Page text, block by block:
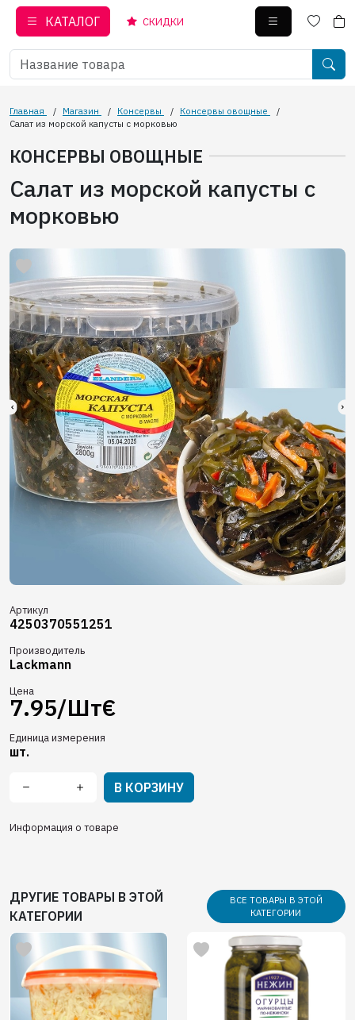
КАТАЛОГ СКИДКИ
Главная / Магазин / Консервы / Консервы овощные
/
Салат из морской капусты с морковью
КОНСЕРВЫ ОВОЩНЫЕ
Салат из морской капусты с
морковью
Артикул
4250370551251
Производитель
Lackmann
Цена
7.95/Шт€
Единица измерения
шт.
В КОРЗИНУ
Информация о товаре
ДРУГИЕ ТОВАРЫ В ЭТОЙ
КАТЕГОРИИ
ВСЕ ТОВАРЫ В ЭТОЙ
КАТЕГОРИИ